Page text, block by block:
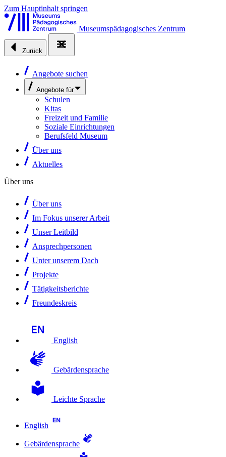
Zum Hauptinhalt springen
Museumspädagogisches Zentrum
Zurück
Angebote suchen
Angebote für
Schulen
Kitas
Freizeit und Familie
Soziale Einrichtungen
Berufsfeld Museum
Über uns
Aktuelles
Über uns
Über uns
Im Fokus unserer Arbeit
Unser Leitbild
Ansprechpersonen
Unter unserem Dach
Projekte
Tätigkeitsberichte
Freundeskreis
English
Gebärdensprache
Leichte Sprache
English
Gebärdensprache